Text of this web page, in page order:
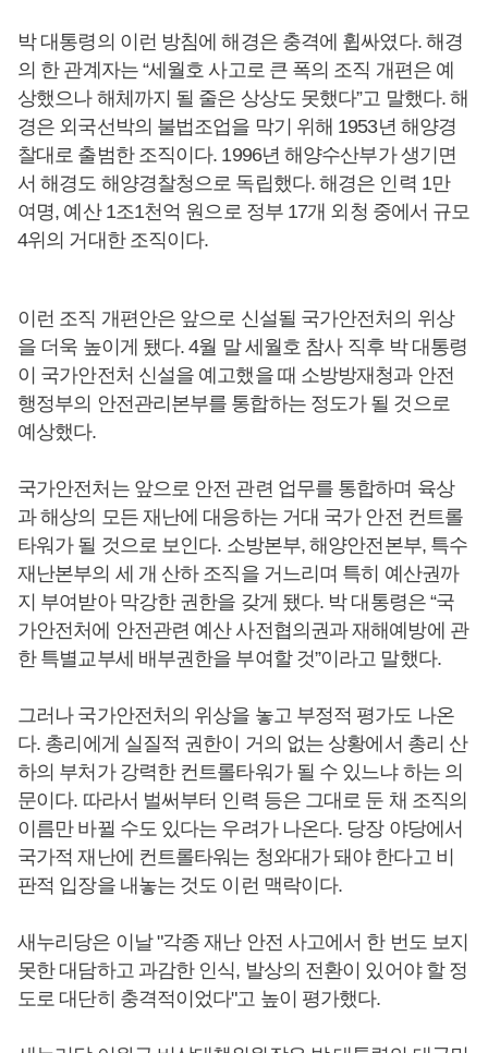
박 대통령의 이런 방침에 해경은 충격에 휩싸였다. 해경
의 한 관계자는 “세월호 사고로 큰 폭의 조직 개편은 예
상했으나 해체까지 될 줄은 상상도 못했다”고 말했다. 해
경은 외국선박의 불법조업을 막기 위해 1953년 해양경
찰대로 출범한 조직이다. 1996년 해양수산부가 생기면
서 해경도 해양경찰청으로 독립했다. 해경은 인력 1만
여명, 예산 1조1천억 원으로 정부 17개 외청 중에서 규모
4위의 거대한 조직이다.
이런 조직 개편안은 앞으로 신설될 국가안전처의 위상
을 더욱 높이게 됐다. 4월 말 세월호 참사 직후 박 대통령
이 국가안전처 신설을 예고했을 때 소방방재청과 안전
행정부의 안전관리본부를 통합하는 정도가 될 것으로
예상했다.
국가안전처는 앞으로 안전 관련 업무를 통합하며 육상
과 해상의 모든 재난에 대응하는 거대 국가 안전 컨트롤
타워가 될 것으로 보인다. 소방본부, 해양안전본부, 특수
재난본부의 세 개 산하 조직을 거느리며 특히 예산권까
지 부여받아 막강한 권한을 갖게 됐다. 박 대통령은 “국
가안전처에 안전관련 예산 사전협의권과 재해예방에 관
한 특별교부세 배부권한을 부여할 것”이라고 말했다.
그러나 국가안전처의 위상을 놓고 부정적 평가도 나온
다. 총리에게 실질적 권한이 거의 없는 상황에서 총리 산
하의 부처가 강력한 컨트롤타워가 될 수 있느냐 하는 의
문이다. 따라서 벌써부터 인력 등은 그대로 둔 채 조직의
이름만 바뀔 수도 있다는 우려가 나온다. 당장 야당에서
국가적 재난에 컨트롤타워는 청와대가 돼야 한다고 비
판적 입장을 내놓는 것도 이런 맥락이다.
새누리당은 이날 "각종 재난 안전 사고에서 한 번도 보지
못한 대담하고 과감한 인식, 발상의 전환이 있어야 할 정
도로 대단히 충격적이었다"고 높이 평가했다.